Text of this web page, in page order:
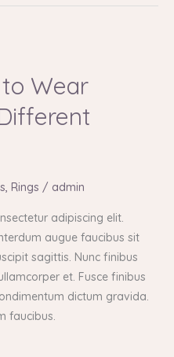
Wear
, Rings / admin
adipiscing elit.
augue faucibus sit
sagittis. Nunc finibus
et. Fusce finibus
dictum gravida.
faucibus.